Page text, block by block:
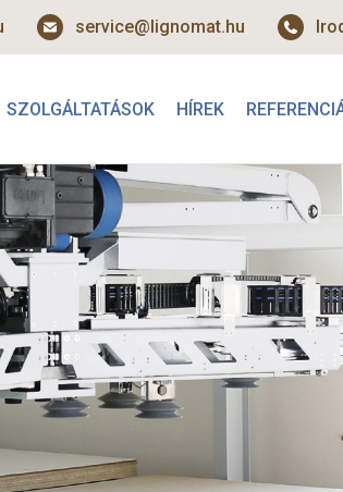
service@lignomat.hu
SZOLGÁLTATÁSOK HÍREK